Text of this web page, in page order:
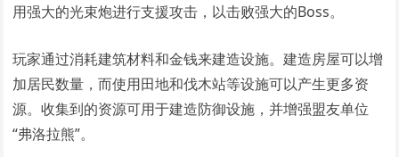
用强大的光束炮进行支援攻击，以击败强大的Boss。
玩家通过消耗建筑材料和金钱来建造设施。建造房屋可以增
加居民数量，而使用田地和伐木站等设施可以产生更多资
源。收集到的资源可用于建造防御设施，并增强盟友单位
“弗洛拉熊”。